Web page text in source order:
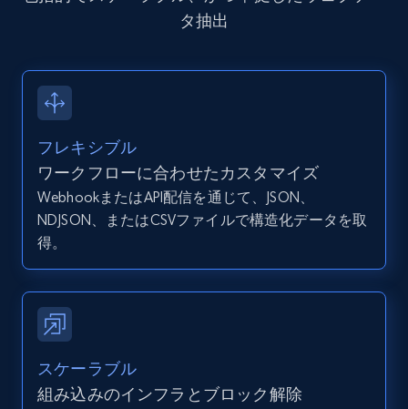
Youtube - Videos posts - Search new
youtube videos by keyword
Video length, Likes, Views, and more.
Youtube - Videos posts - Discover videos by
channel URL
URL, Title, Youtuber, Youtuber md5, Video url,
タ抽出
フレキシブル
ワークフローに合わせたカスタマイズ
WebhookまたはAPI配信を通じて、JSON、
NDJSON、またはCSVファイルで構造化データを取
得。
スケーラブル
組み込みのインフラとブロック解除